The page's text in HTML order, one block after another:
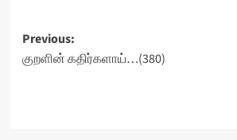
Post
navigation
Previous:
குறளின் கதிர்களாய்…(380)